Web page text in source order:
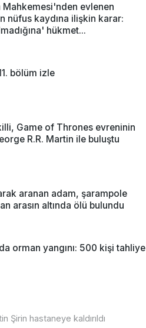
Mahkemesi'nden evlenen
nüfus kaydına ilişkin karar:
hükmet...
bölüm izle
Game of Thrones evreninin
R.R. Martin ile buluştu
aranan adam, şarampole
arasın altında ölü bulundu
orman yangını: 500 kişi tahliye
Şirin hastaneye kaldırıldı